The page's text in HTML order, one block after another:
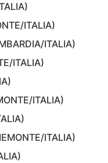
ITALIA)
ITALIA)
ITALIA)
ITALIA)
ITALIA)